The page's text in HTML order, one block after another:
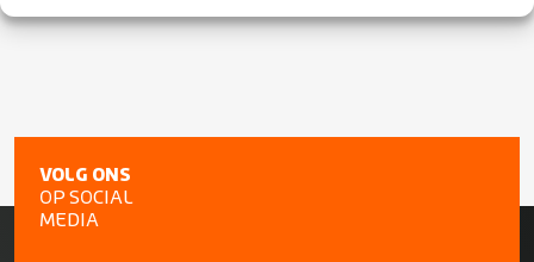
VOLG ONS
OP SOCIAL
MEDIA